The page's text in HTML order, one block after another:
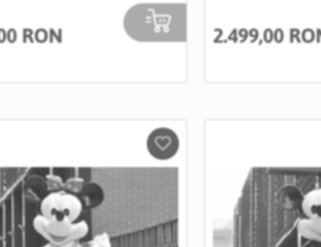
RON 2.499,00
Salveaza